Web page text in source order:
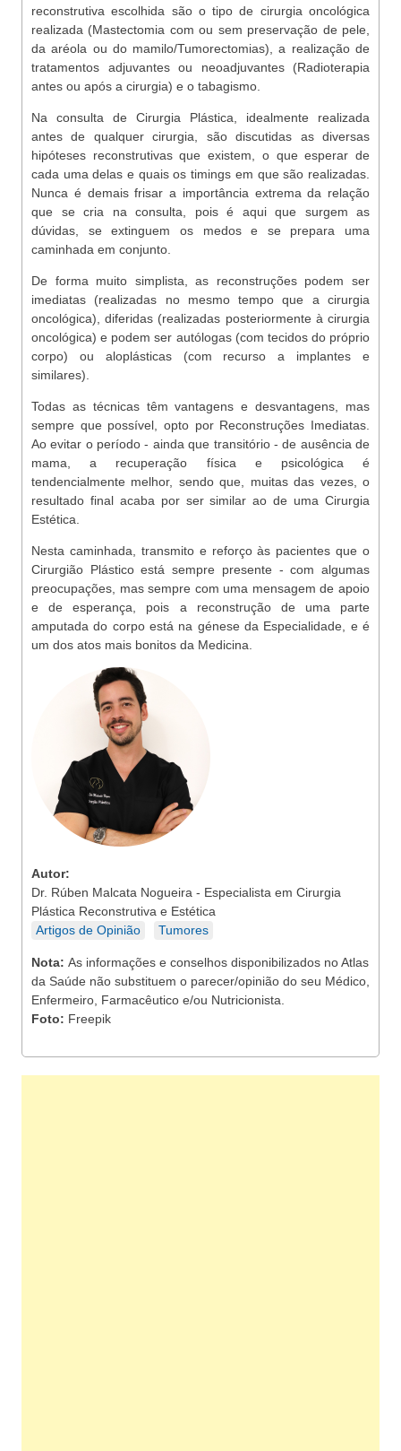
reconstrutiva escolhida são o tipo de cirurgia oncológica
realizada (Mastectomia com ou sem preservação de pele,
da aréola ou do mamilo/Tumorectomias), a realização de
tratamentos adjuvantes ou neoadjuvantes (Radioterapia
antes ou após a cirurgia) e o tabagismo.
Na consulta de Cirurgia Plástica, idealmente realizada
antes de qualquer cirurgia, são discutidas as diversas
hipóteses reconstrutivas que existem, o que esperar de
cada uma delas e quais os timings em que são realizadas.
Nunca é demais frisar a importância extrema da relação
que se cria na consulta, pois é aqui que surgem as
dúvidas, se extinguem os medos e se prepara uma
caminhada em conjunto.
De forma muito simplista, as reconstruções podem ser
imediatas (realizadas no mesmo tempo que a cirurgia
oncológica), diferidas (realizadas posteriormente à cirurgia
oncológica) e podem ser autólogas (com tecidos do próprio
corpo) ou aloplásticas (com recurso a implantes e
similares).
Todas as técnicas têm vantagens e desvantagens, mas
sempre que possível, opto por Reconstruções Imediatas.
Ao evitar o período - ainda que transitório - de ausência de
mama, a recuperação física e psicológica é
tendencialmente melhor, sendo que, muitas das vezes, o
resultado final acaba por ser similar ao de uma Cirurgia
Estética.
Nesta caminhada, transmito e reforço às pacientes que o
Cirurgião Plástico está sempre presente - com algumas
preocupações, mas sempre com uma mensagem de apoio
e de esperança, pois a reconstrução de uma parte
amputada do corpo está na génese da Especialidade, e é
um dos atos mais bonitos da Medicina.
Autor:
Dr. Rúben Malcata Nogueira - Especialista em Cirurgia
Plástica Reconstrutiva e Estética
Artigos de Opinião
Tumores
Nota: As informações e conselhos disponibilizados no Atlas
da Saúde não substituem o parecer/opinião do seu Médico,
Enfermeiro, Farmacêutico e/ou Nutricionista.
Foto: Freepik